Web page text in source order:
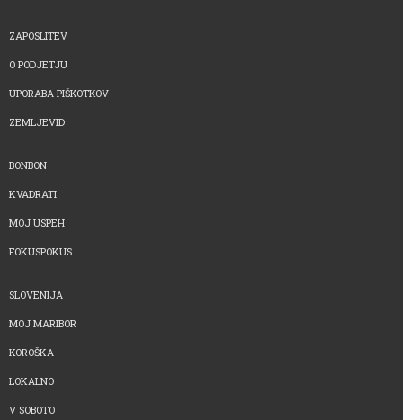
ZAPOSLITEV
O PODJETJU
UPORABA PIŠKOTKOV
ZEMLJEVID
BONBON
KVADRATI
MOJ USPEH
FOKUSPOKUS
SLOVENIJA
MOJ MARIBOR
KOROŠKA
LOKALNO
V SOBOTO